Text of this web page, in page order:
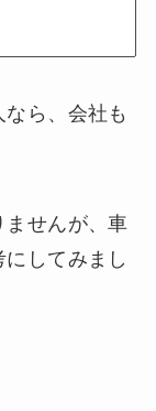
ら、会社も
ませんが、車
してみまし